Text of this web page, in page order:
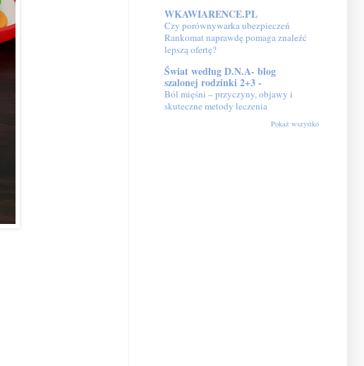
WKAWIARENCE.PL
Czy porównywarka ubezpieczeń
Rankomat naprawdę pomaga znaleźć
lepszą ofertę?
Świat według D.N.A- blog
szalonej rodzinki 2+3 -
Ból mięśni – przyczyny, objawy i
skuteczne metody leczenia
Pokaż wszystko